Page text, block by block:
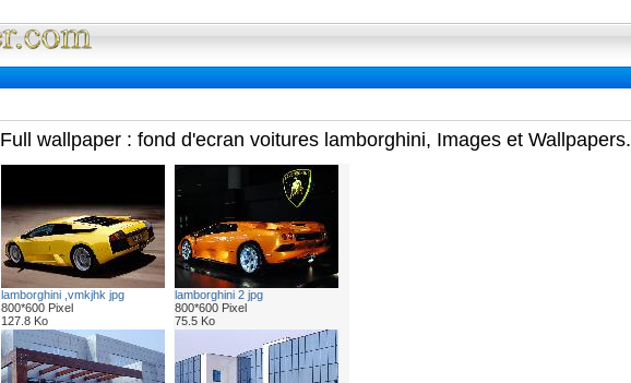
Full wallpaper : fond d'ecran voitures lamborghini, Images et Wallpapers.
lamborghini ,vmkjhk jpg
800*600 Pixel
127.8 Ko
lamborghini 2 jpg
800*600 Pixel
75.5 Ko